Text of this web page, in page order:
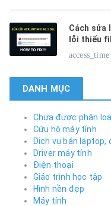
Cách sửa
lỗi thiếu
access_time
DANH MỤC
Chưa được phân
Cứu hộ máy tính
Dịch vụ bán laptop,
Driver máy tính
Điện thoại
Giáo trình học tập
Hình nền đẹp
Máy tính